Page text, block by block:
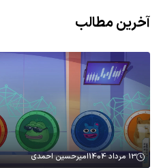
آخرین مطالب
13 مرداد 1404 امیرحسین احمدی